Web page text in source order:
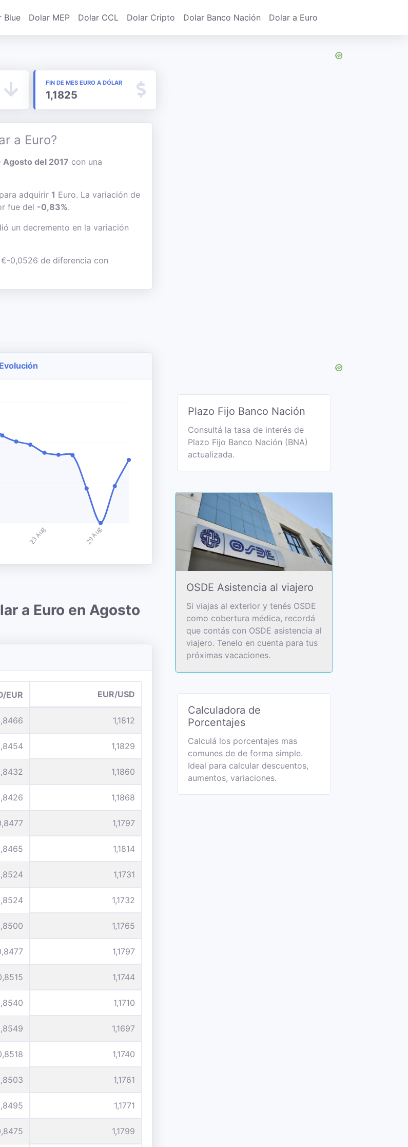
Blue Dolar MEP Dolar CCL Dolar Cripto Dolar Banco Nación Dolar a Euro
FIN DE MES EURO A DÓLAR
1,1825
a Euro?
Agosto del 2017 con una
adquirir 1 Euro. La variación de
fue del -0,83%.
un decremento en la variación
0,0526 de diferencia con
a Euro en Agosto
EUR EUR/USD
1,1812
1,1829
1,1860
1,1868
1,1797
1,1814
1,1731
1,1732
1,1765
1,1797
1,1744
1,1710
1,1697
1,1740
1,1761
1,1771
1,1799
Plazo Fijo Banco Nación
Consultá la tasa de interés de
Plazo Fijo Banco Nación (BNA)
actualizada.
OSDE Asistencia al viajero
Si viajas al exterior y tenés OSDE
como cobertura médica, recordá
que contás con OSDE asistencia al
viajero. Tenelo en cuenta para tus
próximas vacaciones.
Calculadora de
Porcentajes
Calculá los porcentajes mas
comunes de de forma simple.
Ideal para calcular descuentos,
aumentos, variaciones.